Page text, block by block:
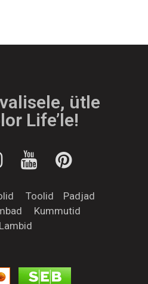
ütle
Life’le!
Toolid
Padjad
Kummutid
Lambid